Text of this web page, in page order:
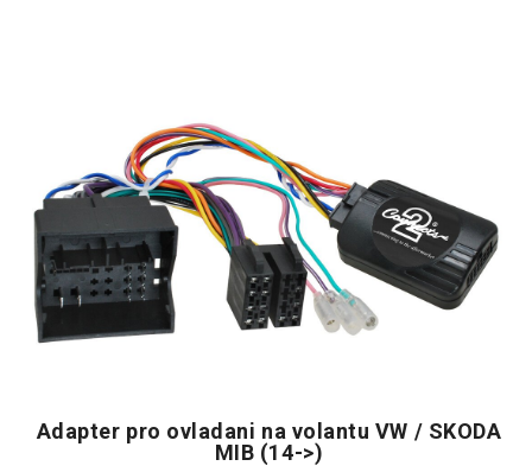
Adapter pro ovladani na volantu VW / SKODA
MIB (14->)